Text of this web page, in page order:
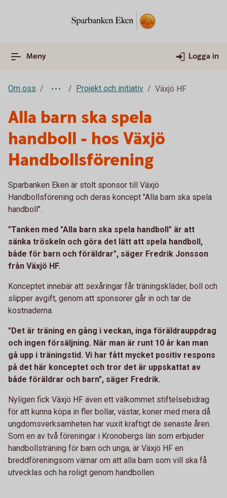
Meny Logga in
Om oss Projekt och initiativ Växjö HF
Alla barn ska spela
handboll - hos Växjö
Handbollsförening
Sparbanken Eken är stolt sponsor till Växjö
Handbollsförening och deras koncept "Alla barn ska spela
handboll".
"Tanken med "Alla barn ska spela handboll" är att
sänka tröskeln och göra det lätt att spela handboll,
både för barn och föräldrar", säger Fredrik Jonsson
från Växjö HF.
Konceptet innebär att sexåringar får träningskläder, boll och
slipper avgift, genom att sponsorer går in och tar de
kostnaderna.
"Det är träning en gång i veckan, inga föräldrauppdrag
och ingen försäljning. När man är runt 10 år kan man
gå upp i träningstid. Vi har fått mycket positiv respons
på det här konceptet och tror det är uppskattat av
både föräldrar och barn", säger Fredrik.
Nyligen fick Växjö HF även ett välkommet stiftelsebidrag
för att kunna köpa in fler bollar, västar, koner med mera då
ungdomsverksamheten har vuxit kraftigt de senaste åren.
Som en av två föreningar i Kronobergs län som erbjuder
handbollsträning för barn och unga, är Växjö HF en
breddföreningsom värnar om att alla barn som vill ska få
utvecklas och ha roligt genom handbollen.